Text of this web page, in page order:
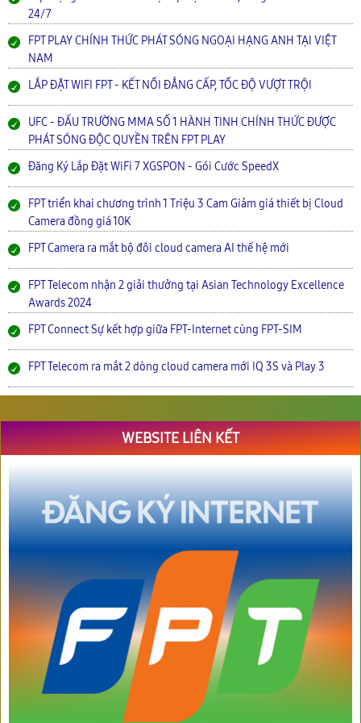
24/7
FPT PLAY CHÍNH THỨC PHÁT SÓNG NGOẠI HẠNG ANH TẠI VIỆT
NAM
LẮP ĐẶT WIFI FPT - KẾT NỐI ĐẲNG CẤP, TỐC ĐỘ VƯỢT TRỘI
UFC - ĐẤU TRƯỜNG MMA SỐ 1 HÀNH TINH CHÍNH THỨC ĐƯỢC
PHÁT SÓNG ĐỘC QUYỀN TRÊN FPT PLAY
Đăng Ký Lắp Đặt WiFi 7 XGSPON - Gói Cước SpeedX
FPT triển khai chương trình 1 Triệu 3 Cam Giảm giá thiết bị Cloud
Camera đồng giá 10K
FPT Camera ra mắt bộ đôi cloud camera AI thế hệ mới
FPT Telecom nhận 2 giải thưởng tại Asian Technology Excellence
Awards 2024
FPT Connect Sự kết hợp giữa FPT-Internet cùng FPT-SIM
FPT Telecom ra mắt 2 dòng cloud camera mới IQ 3S và Play 3
WEBSITE LIÊN KẾT